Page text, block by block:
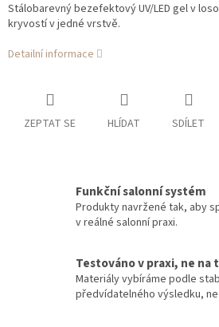
Stálobarevný bezefektový UV/LED gel v
kryvostí v jedné vrstvě.
Detailní informace
ZEPTAT SE HLÍDAT SDÍLET
Funkční salonní systém
Produkty navržené tak, aby
v reálné salonní praxi.
Testováno v praxi, ne na
Materiály vybíráme podle
předvídatelného výsledku,